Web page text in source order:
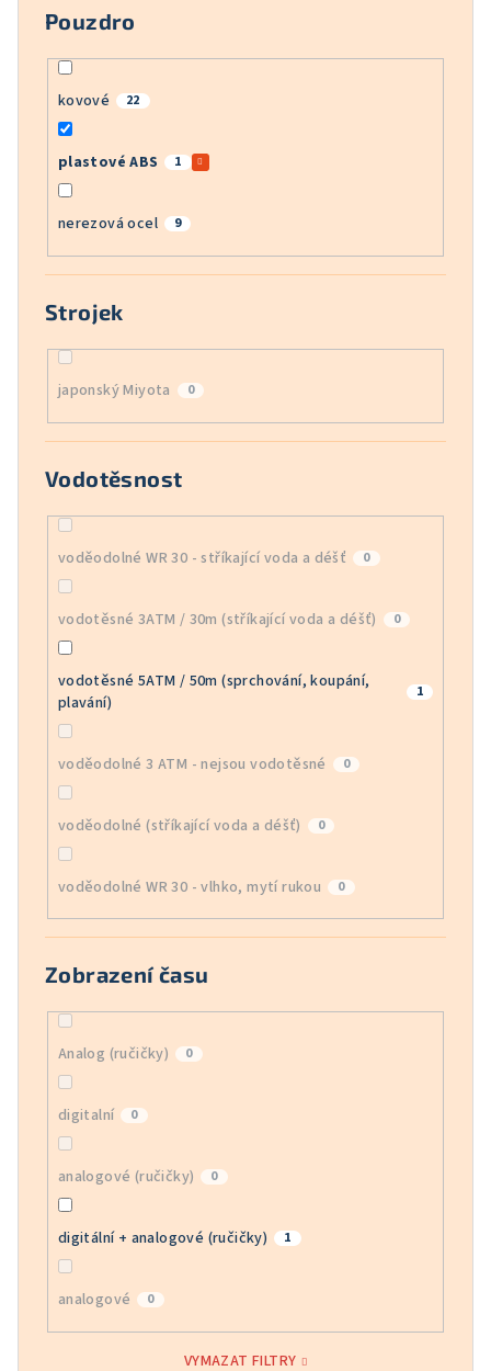
Pouzdro
kovové 22
plastové ABS 1
nerezová ocel 9
Strojek
japonský Miyota 0
Vodotěsnost
voděodolné WR 30 - stříkající voda a déšť 0
vodotěsné 3ATM / 30m (stříkající voda a déšť) 0
vodotěsné 5ATM / 50m (sprchování, koupání,
plavání)
1
voděodolné 3 ATM - nejsou vodotěsné 0
voděodolné (stříkající voda a déšť) 0
voděodolné WR 30 - vlhko, mytí rukou 0
Zobrazení času
Analog (ručičky) 0
digitalní 0
analogové (ručičky) 0
digitální + analogové (ručičky) 1
analogové 0
VYMAZAT FILTRY